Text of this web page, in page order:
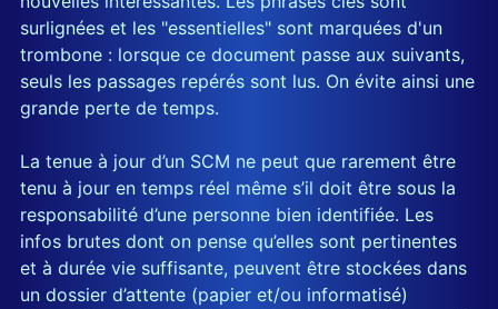
surlignées et les "essentielles" sont marquées d'un
trombone : lorsque ce document passe aux suivants,
seuls les passages repérés sont lus. On évite ainsi une
grande perte de temps.
La tenue à jour d’un SCM ne peut que rarement être
tenu à jour en temps réel même s’il doit être sous la
responsabilité d’une personne bien identifiée. Les
infos brutes dont on pense qu’elles sont pertinentes
et à durée vie suffisante, peuvent être stockées dans
un dossier d’attente (papier et/ou informatisé)